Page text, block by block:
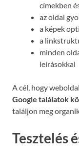
címekben
az oldal
a képek
a
minden
leírásokkal
A cél, hogy
Google találatok
találjon meg
Tesztelés